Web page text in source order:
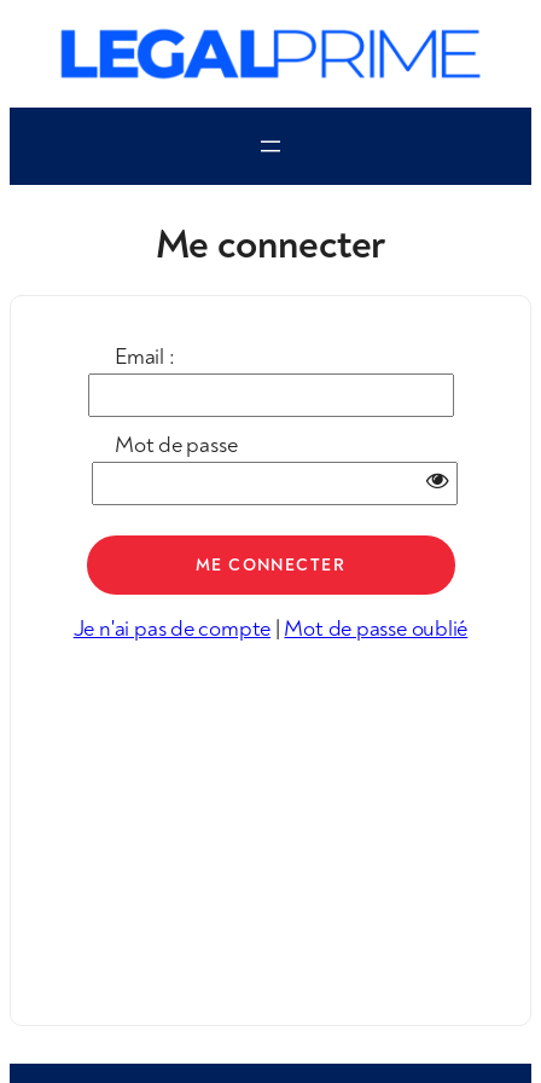
contenu
Me connecter
Email :
Mot de passe
Je n'ai pas de compte | Mot de passe oublié